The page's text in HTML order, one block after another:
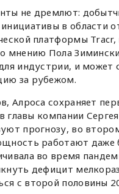
не дремлют:
в области
платформы
мнению Пола
индустрии, и может
за рубежом.
Алроса сохраняет
главы компании
прогнозу, во
работают даже
во время
дефицит
с второй половины